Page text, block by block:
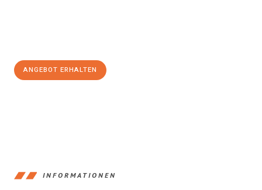
ANGEBOT ERHALTEN
INFORMATIONEN